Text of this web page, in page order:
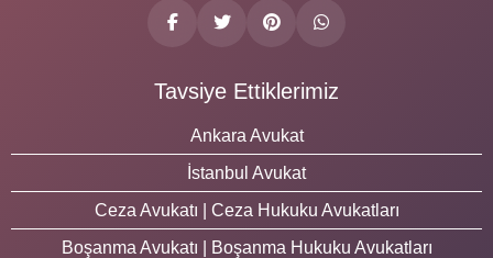
Tavsiye Ettiklerimiz
Ankara Avukat
İstanbul Avukat
Ceza Avukatı | Ceza Hukuku Avukatları
Boşanma Avukatı | Boşanma Hukuku Avukatları